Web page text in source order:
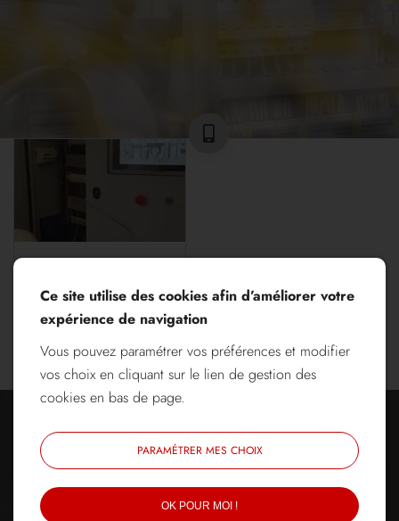
Réalisations
ACCÉDER À LA GALERIE
Ce site utilise des cookies afin d’améliorer votre
expérience de navigation
Vous pouvez paramétrer vos préférences et modifier
vos choix en cliquant sur le lien de gestion des
cookies en bas de page.
PARAMÉTRER MES CHOIX
OK POUR MOI !